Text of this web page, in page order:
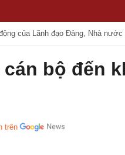
của Lãnh đạo Đảng, Nhà nước
bộ đến
trên